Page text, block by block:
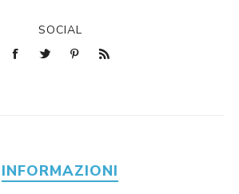
SOCIAL
INFORMAZIONI